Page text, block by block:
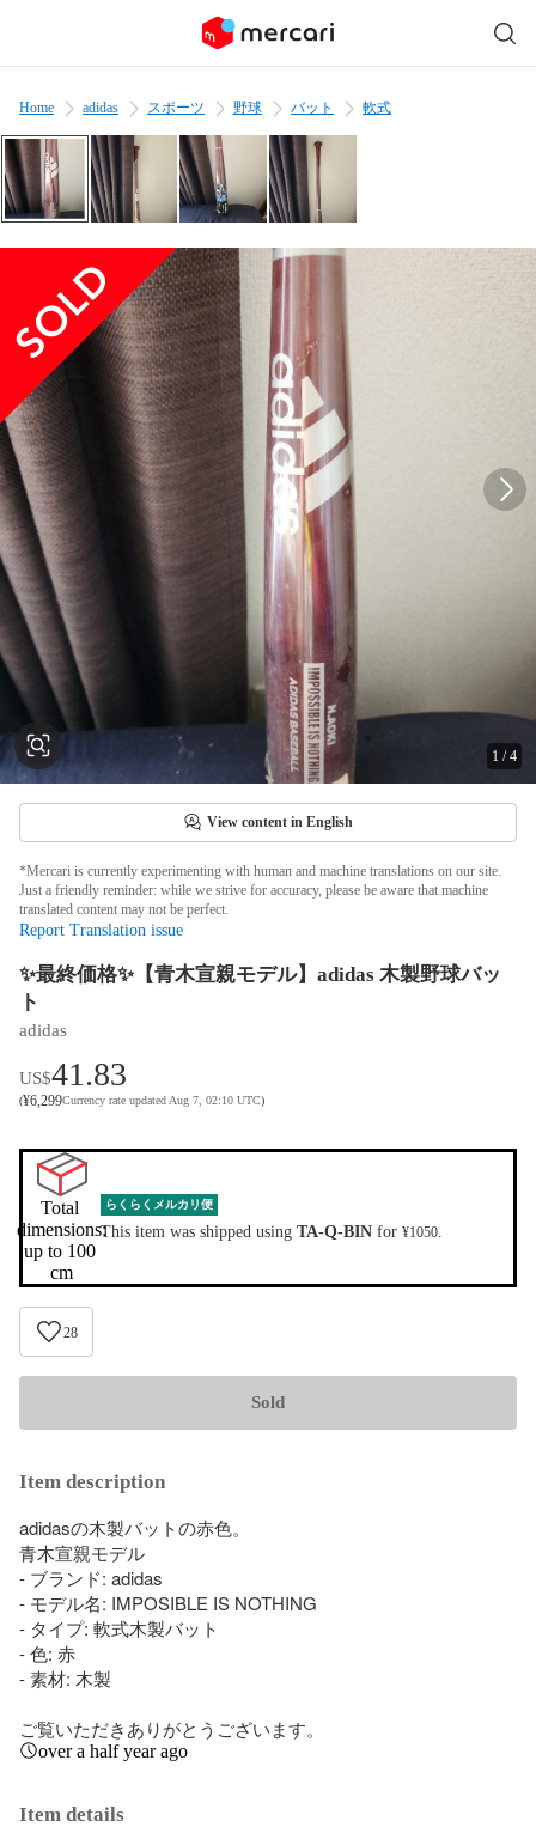
Home adidas スポーツ 野球 バット 軟式
1 /4
View content in English
*Mercari is currently experimenting with human and machine translations on our site.
Just a friendly reminder: while we strive for accuracy, please be aware that machine
translated content may not be perfect.
Report Translation issue
✨最終価格✨【青木宣親モデル】adidas 木製野球バッ
ト
adidas
US$41.83
(¥6,299Currency rate updated Aug 7, 02:10 UTC)
Total
dimensions:
up to 100
cm
らくらくメルカリ便
This item was shipped using TA-Q-BIN for ¥1050.
28
Sold
Item description
adidasの木製バットの赤色。
青木宣親モデル
- ブランド: adidas
- モデル名: IMPOSIBLE IS NOTHING
- タイプ: 軟式木製バット
- 色: 赤
- 素材: 木製
ご覧いただきありがとうございます。
over a half year ago
Item details